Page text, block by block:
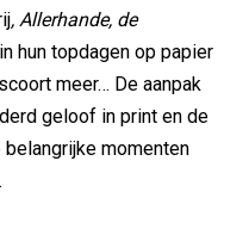
, Allerhande, de
hun topdagen op papier
meer… De aanpak
geloof in print en de
momenten